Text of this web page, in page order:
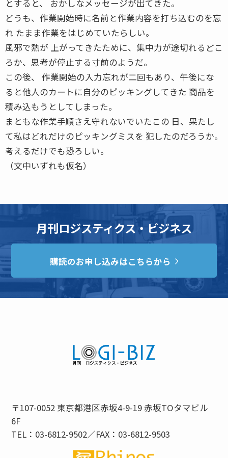
とすると、 おかしなメッセージが出てきた。
どうも、作業開始時に名前と作業内容を打ち込むのを忘
れ たまま作業をはじめていたらしい。
風邪で熱が 上がってきたために、集中力が途切れるどこ
ろか、思考が停止する寸前のようだ。
この後、 作業開始の入力忘れが二回もあり、午後にな
ると他人のカートに自分のピッキングしてきた 商品を
積み込もうとしてしまった。
まともな作業手順さえ守れないでいたこの 日、果たし
て私はどれだけのピッキングミスを 犯したのだろうか。
考えるだけでも恐ろしい。
（文中いずれも仮名）
月刊ロジスティクス・ビジネス
購読のお申し込みはこちらから
〒107-0052 東京都港区赤坂4-9-19 赤坂TOタマビル
6F
TEL：03-6812-9502／FAX：03-6812-9503